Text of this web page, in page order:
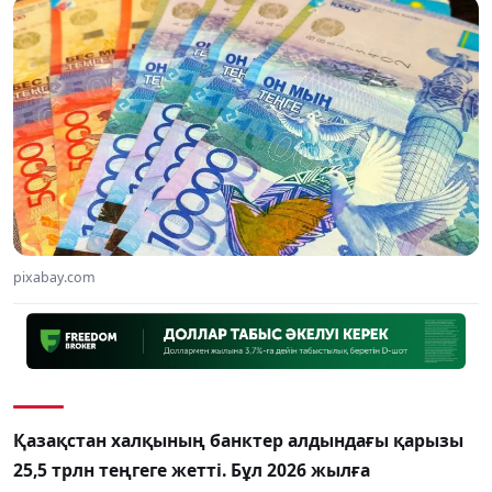
pixabay.com
Қазақстан халқының банктер алдындағы қарызы
25,5 трлн теңгеге жетті. Бұл 2026 жылға